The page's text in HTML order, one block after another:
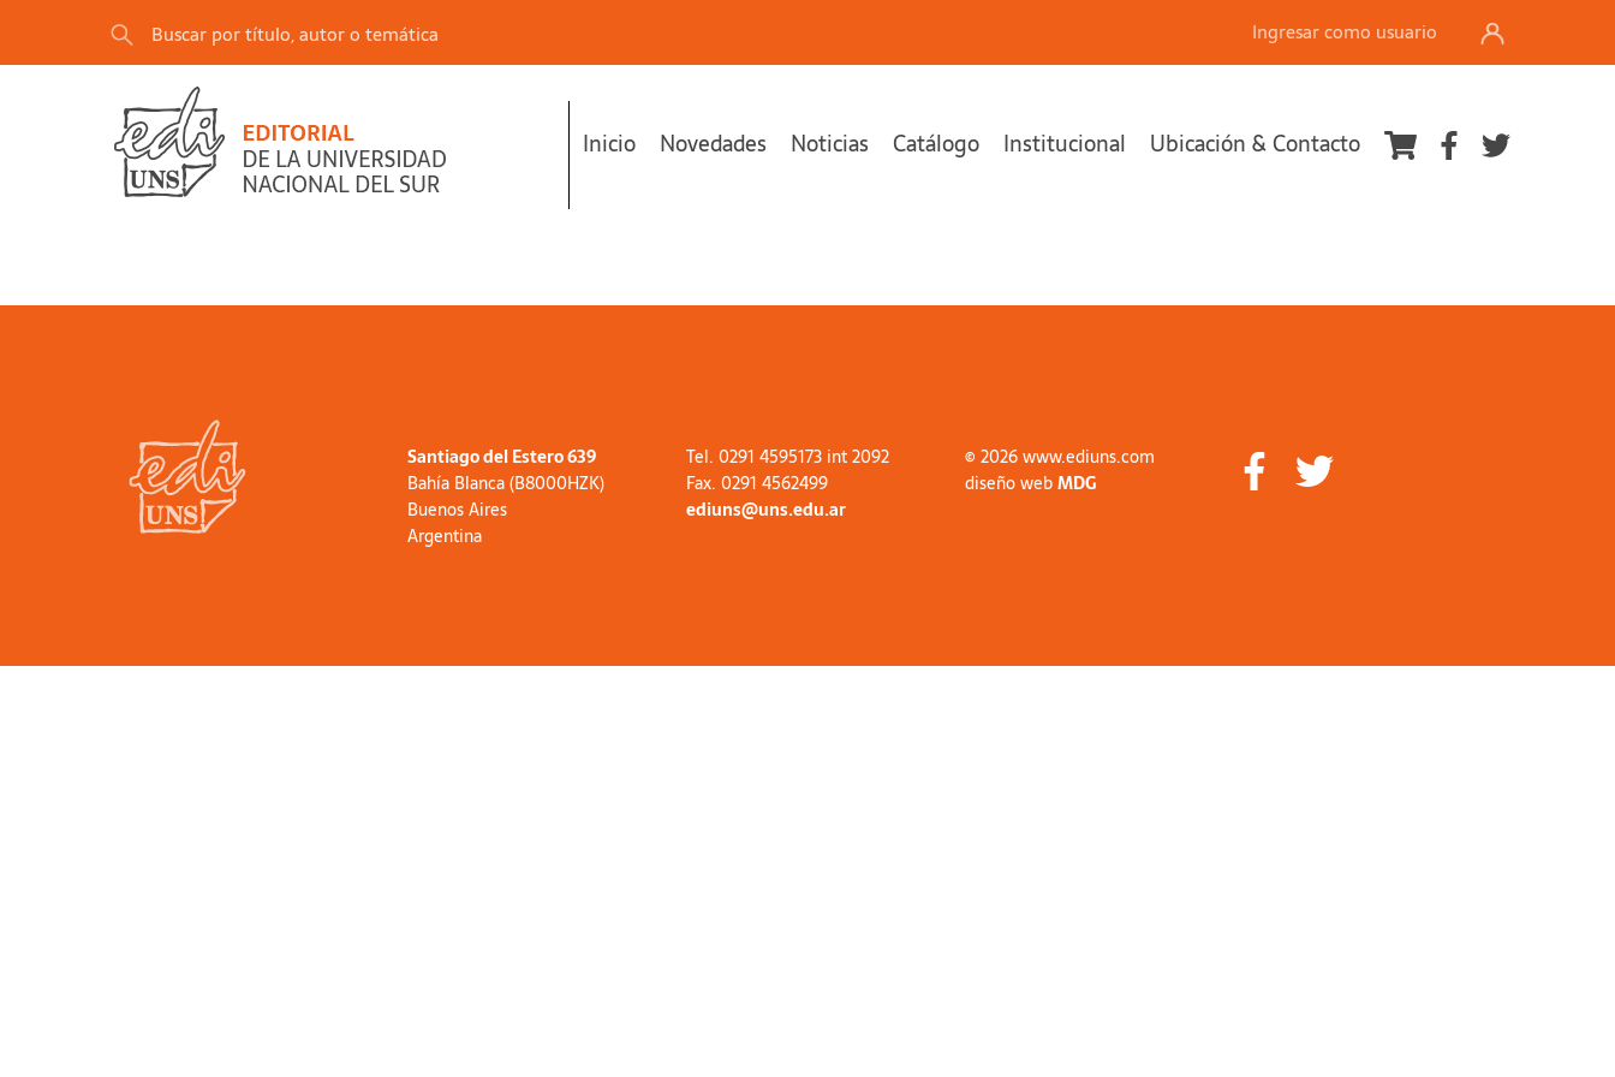
Ingresar como usuario
Inicio Novedades Noticias Catálogo Institucional Ubicación & Contacto
Santiago del Estero 639
Bahía Blanca (B8000HZK)
Buenos Aires
Argentina
Tel. 0291 4595173 int 2092
Fax. 0291 4562499
ediuns@uns.edu.ar
© 2026 www.ediuns.com
diseño webMDG